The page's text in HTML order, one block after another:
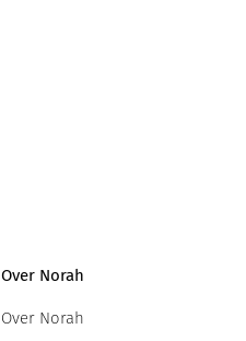
Over Norah
Over Norah